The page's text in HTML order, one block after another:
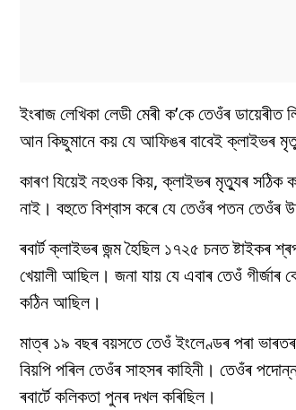
ইংৰাজ লেখিকা লেডী মেৰী ক’কে তেওঁৰ
আন কিছুমানে কয় যে আফিঙৰ বাবেই ক্লাইভৰ
কাৰণ যিয়েই নহওক কিয়, ক্লাইভৰ মৃত্যুৰ সঠিক
নাই। বহুতে বিশ্বাস কৰে যে তেওঁৰ পতন তেওঁৰ
ৰবাৰ্ট ক্লাইভৰ জন্ম হৈছিল ১৭২৫ চনত ষ্টাইকৰ
খেয়ালী আছিল। জনা যায় যে এবাৰ তেওঁ গীৰ্জাৰ
কঠিন আছিল।
মাত্ৰ ১৯ বছৰ বয়সতে তেওঁ ইংলেণ্ডৰ পৰা ভাৰতৰ
বিয়পি পৰিল তেওঁৰ সাহসৰ কাহিনী। তেওঁৰ
ৰবাৰ্টে কলিকতা পুনৰ দখল কৰিছিল।